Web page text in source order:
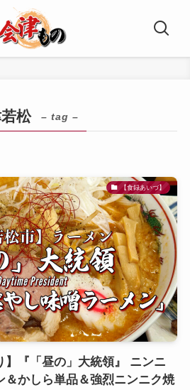
松 – tag –
【食録あいづ】
】『「昼の」大統領』 ニンニ
＆かしら単品＆強烈ニンニク焼